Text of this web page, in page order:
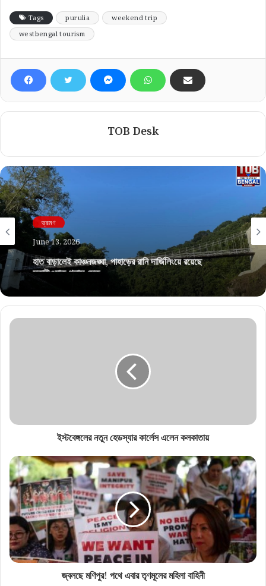
Tags purulia
weekend trip
westbengal tourism
TOB Desk
ভ্রমণ
June 13, 2026
হাত বাড়ালেই কাঞ্চনজঙ্ঘা, পাহাড়ের রানি দার্জিলিংয়ে রয়েছে
স্কাইওয়াক গ্লাস সেতু
ইস্টবেঙ্গলের নতুন হেডস্যার কার্লেস এলেন কলকাতায়
জ্বলছে মণিপুর! পথে এবার তৃণমূলের মহিলা বাহিনী